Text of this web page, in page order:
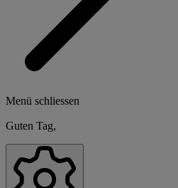
Menü schliessen
Guten Tag,